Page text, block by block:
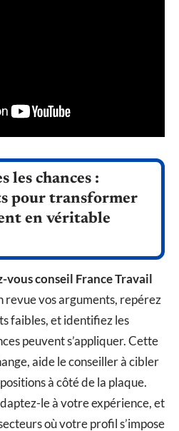
les chances :
pour transformer
en véritable
vous conseil France Travail
revue vos arguments, repérez
faibles, et identifiez les
peuvent s’appliquer. Cette
aide le conseiller à cibler
à côté de la plaque.
le à votre expérience, et
où votre profil s’impose